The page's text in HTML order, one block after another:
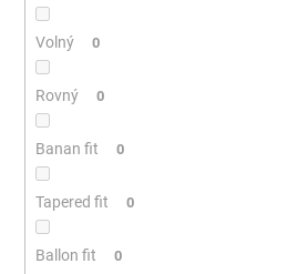
Volný 0
Rovný 0
Banan fit 0
Tapered fit 0
Ballon fit 0